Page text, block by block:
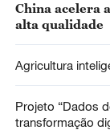
China acelera
alta qualidade
Agricultura
Projeto “Dados
transformação